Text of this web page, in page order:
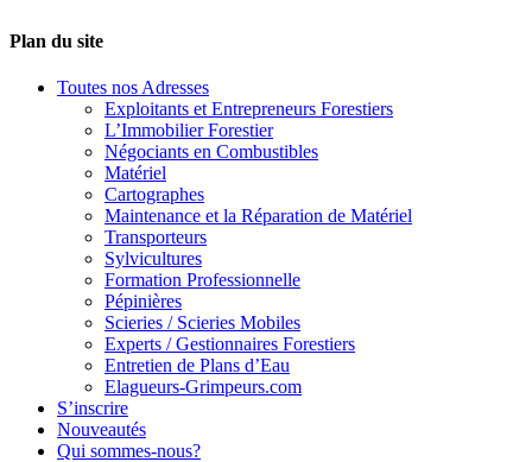
Plan du site
Toutes nos Adresses
Exploitants et Entrepreneurs Forestiers
L’Immobilier Forestier
Négociants en Combustibles
Matériel
Cartographes
Maintenance et la Réparation de Matériel
Transporteurs
Sylvicultures
Formation Professionnelle
Pépinières
Scieries / Scieries Mobiles
Experts / Gestionnaires Forestiers
Entretien de Plans d’Eau
Elagueurs-Grimpeurs.com
S’inscrire
Nouveautés
Qui sommes-nous?